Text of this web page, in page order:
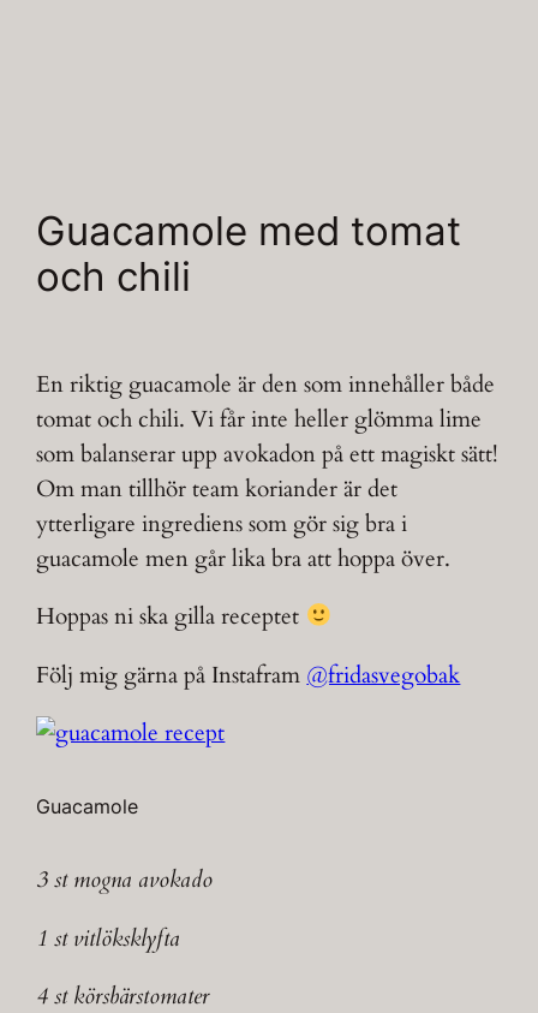
Guacamole med tomat
och chili
En riktig guacamole är den som innehåller både
tomat och chili. Vi får inte heller glömma lime
som balanserar upp avokadon på ett magiskt sätt!
Om man tillhör team koriander är det
ytterligare ingrediens som gör sig bra i
guacamole men går lika bra att hoppa över.
Hoppas ni ska gilla receptet
Följ mig gärna på Instafram @fridasvegobak
Guacamole
3 st mogna avokado
1 st vitlöksklyfta
4 st körsbärstomater